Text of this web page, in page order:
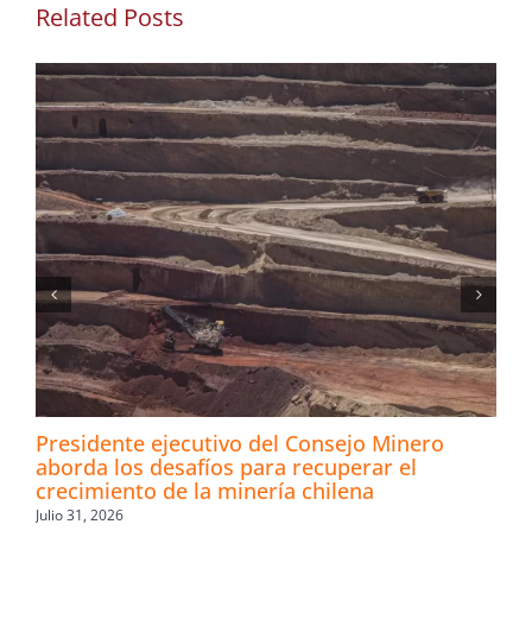
Related Posts
Presidente ejecutivo del Consejo Minero
aborda los desafíos para recuperar el
crecimiento de la minería chilena
Julio 31, 2026